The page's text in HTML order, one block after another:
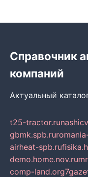
Справочник
компаний
Актуальный
t25-tractor.ru
gbmk.spb.ru
airheat-spb.ru
demo.home.nov.ru
comp-land.org